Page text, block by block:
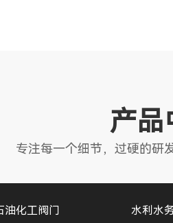
产品
专注每一个细节，过硬的研
油化工阀门 水利水